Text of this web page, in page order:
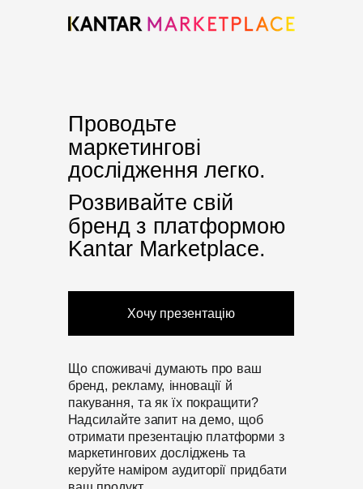
Проводьте
маркетингові
дослідження легко.
Розвивайте свій
бренд з платформою
Kantar Marketplace.
Що споживачі думають про ваш
бренд, рекламу, інновації й
пакування, та як їх покращити?
Надсилайте запит на демо, щоб
отримати презентацію платформи з
маркетингових досліджень та
керуйте наміром аудиторії придбати
Хочу презентацію